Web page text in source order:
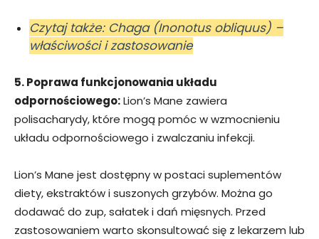
Czytaj także: Chaga (Inonotus obliquus) –
właściwości i zastosowanie
5. Poprawa funkcjonowania układu
odpornościowego:Lion’s Mane zawiera
polisacharydy, które mogą pomóc w wzmocnieniu
układu odpornościowego i zwalczaniu infekcji.
Lion’s Mane jest dostępny w postaci suplementów
diety, ekstraktów i suszonych grzybów. Można go
dodawać do zup, sałatek i dań mięsnych. Przed
zastosowaniem warto skonsultować się z lekarzem lub